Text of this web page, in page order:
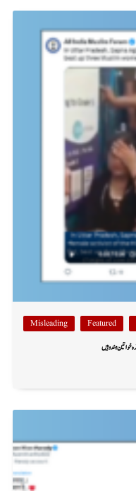
Featured
Misleading
خواتین ہندو ہیں